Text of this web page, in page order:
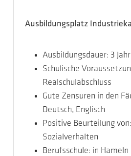
Ausbildungsplatz
Ausbildungsdauer: 3
Schulische
Realschulabschluss
Gute Zensuren in den
Deutsch, Englisch
Positive Beurteilung
Sozialverhalten
Berufsschule: in Hameln